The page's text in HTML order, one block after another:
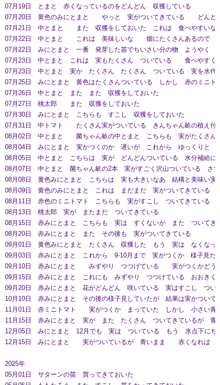
07月19日 とまと 赤くなっているのをどんどん 収獲している
07月20日 黄色のみにとまと やっと 実がついてきている どんど
07月21日 中とまと また 収獲をしておいた これは 食べやすいな
07月22日 中とまと これは 美味しいな 畑にたくさんあるので 水
07月22日 みにとまと 一番 発芽した苗でちいさい分の物 ようやく
07月23日 中とまと これは 実もたくさん ついている 食べやすく
07月23日 中とまと 実か たくさん たくさん ついている 実を水代
07月25日 みにとまと 黄色はたくさんついている しかし 赤のミニ
07月26日 中とまと また また 収獲をしておいた
07月27日 桃太郎 また 収獲をしておいた
07月30日 みにとまと こちらも すこし 収獲をしておいた
07月31日 中トマト たくさん実がついている きんちゃん畝の植え付
08月02日 中とまと 菌ちゃん畝の中とまと こちらも 実がたくさん
08月04日 みにとまと 実かつくのか 遅いが これから ゆっくりと
08月05日 中とまと こちらは 実が どんどんついている 水分補給に
08月07日 中とまと 菌ちゃん畝の2本 実がすごく沢山ついている さす
08月08日 黄色みにとまと こちらは 実も大きいなあ 結構と美味い実
08月09日 黄色のみにとまと これは まだまだ 実がついてきている
08月11日 赤色のミニトマト こちらも 実がすこし ついてきている
08月13日 桃太郎 実が またまだ ついてきている
08月15日 赤みにとまと こちらも 実は すくないが また ついてき
08月20日 赤みにとまと また その後も 実がついてきている
09月01日 黄色みにとまと たくさん 収獲した もう 実は なくなっ
09月03日 赤みにとまと これから 9-10月まで 実がつくか 様子見だ
09月10日 赤みにとまと みずやり つつげている 実がつくかどう
09月15日 赤みにとまと これにも みずやり つつけている おおきく
09月20日 赤みにとまと 花がどんどん 咲いている 実はすこし つい
10月10日 赤みにとまと その後の様子見していたが 結果は実かついて
11月01日 赤ミニトマト 実がつくか まっていた しかし 小さい青い
11月15日 赤みにとまと 実が また たくさん ついてきているが 青
12月05日 みにとまと 12月でも 実は ついている もう 氷点下にち
12月15日 みにとまと 実がついているが 青いまま 赤くなれば
2025年
05月01日 サターンの苗 買ってきておいた